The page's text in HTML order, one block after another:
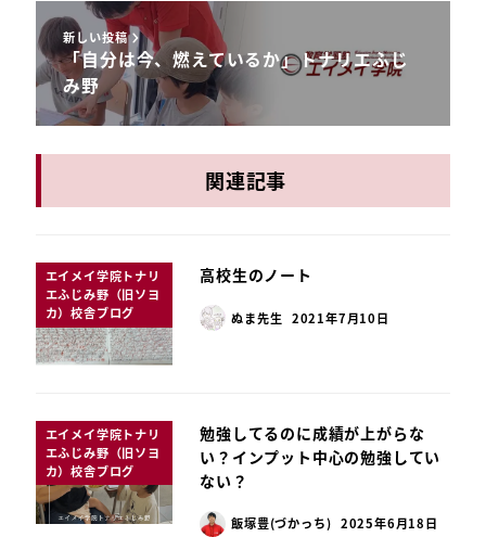
新しい投稿
「自分は今、燃えているか」トナリエふじ
み野
関連記事
エイメイ学院トナリ
エふじみ野（旧ソヨ
カ）校舎ブログ
高校生のノート
ぬま先生 2021年7月10日
エイメイ学院トナリ
エふじみ野（旧ソヨ
カ）校舎ブログ
勉強してるのに成績が上がらな
い？インプット中心の勉強してい
ない？
飯塚豊(づかっち) 2025年6月18日